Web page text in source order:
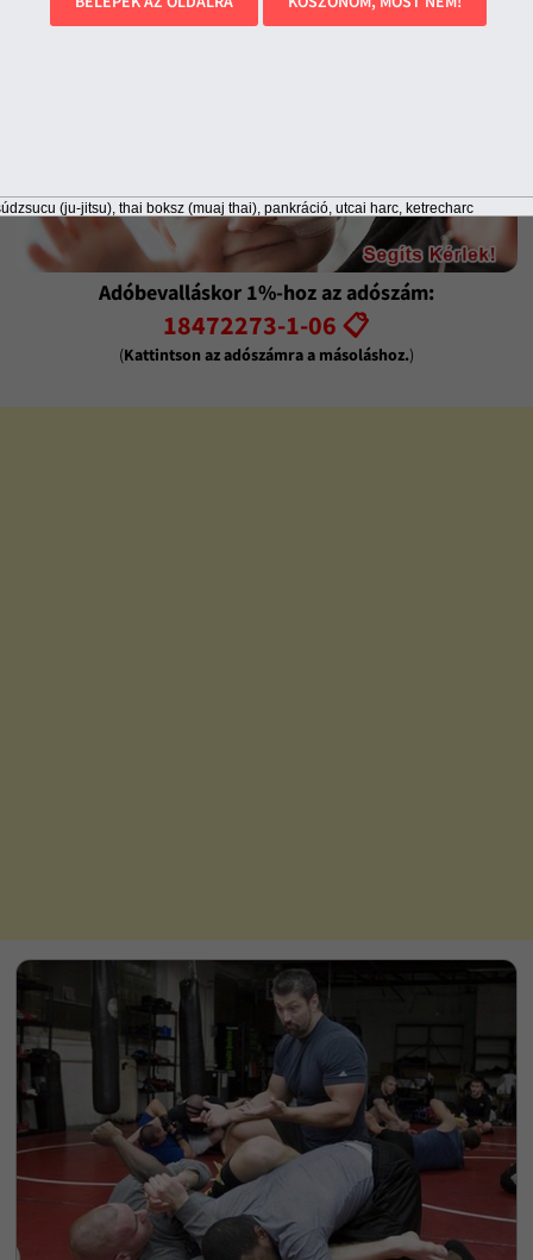
(ju-jitsu), thai boksz (muaj thai), pankráció, utcai harc, ketrecharc
Adóbevalláskor 1%-hoz az adószám:
18472273-1-06 📋
(Kattintson az adószámra a másoláshoz.)